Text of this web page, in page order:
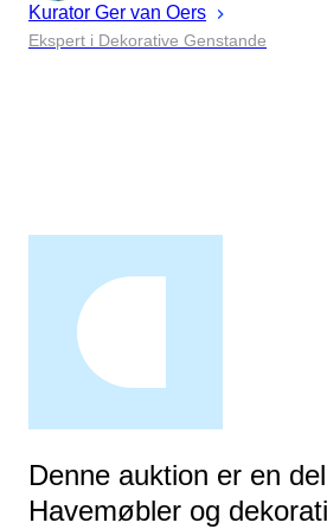
Kurator Ger van Oers
Ekspert i Dekorative Genstande
Denne auktion er en
Havemøbler og